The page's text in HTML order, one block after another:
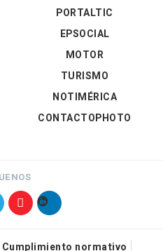
PORTALTIC
EPSOCIAL
MOTOR
TURISMO
NOTIMÉRICA
CONTACTOPHOTO
Cumplimiento normativo